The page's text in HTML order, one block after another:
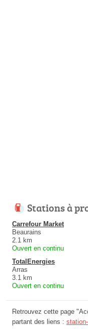
Stations à
Carrefour Market
Beaurains
2.1 km
Ouvert en continu
TotalEnergies
Arras
3.1 km
Ouvert en continu
Retrouvez cette page
partant des liens :